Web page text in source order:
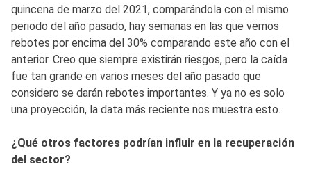
quincena de marzo del 2021, comparándola con el mismo
periodo del año pasado, hay semanas en las que vemos
rebotes por encima del 30% comparando este año con el
anterior. Creo que siempre existirán riesgos, pero la caída
fue tan grande en varios meses del año pasado que
considero se darán rebotes importantes. Y ya no es solo
una proyección, la data más reciente nos muestra esto.
¿Qué otros factores podrían influir en la recuperación
del sector?